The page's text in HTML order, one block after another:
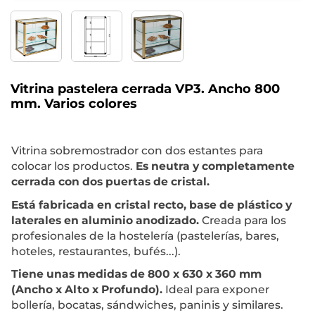
Vitrina pastelera cerrada VP3. Ancho 800
mm. Varios colores
Vitrina sobremostrador con dos estantes para
colocar los productos. Es neutra y completamente
cerrada con dos puertas de cristal.
Está fabricada en cristal recto, base de plástico y
laterales en aluminio anodizado. Creada para los
profesionales de la hostelería (pastelerías, bares,
hoteles, restaurantes, bufés...).
Tiene unas medidas de 800 x 630 x 360 mm
(Ancho x Alto x Profundo). Ideal para exponer
bollería, bocatas, sándwiches, paninis y similares.